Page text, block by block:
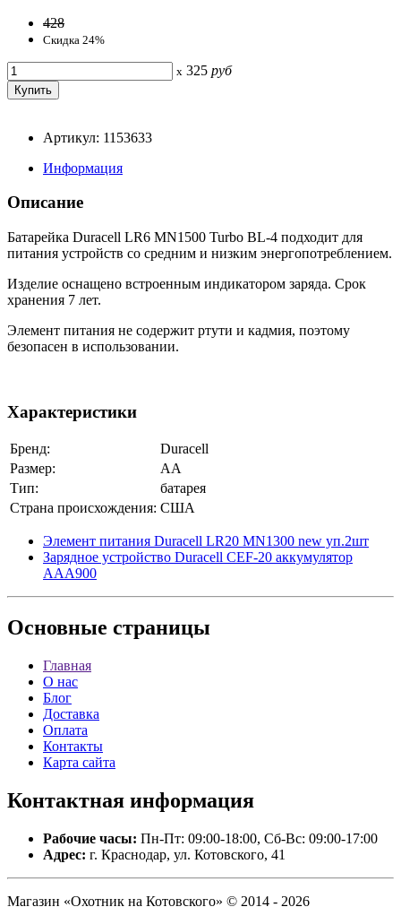
428
Скидка 24%
x 325 руб
Артикул: 1153633
Информация
Описание
Батарейка Duracell LR6 MN1500 Turbo BL-4 подходит для
питания устройств со средним и низким энергопотреблением.
Изделие оснащено встроенным индикатором заряда. Срок
хранения 7 лет.
Элемент питания не содержит ртути и кадмия, поэтому
безопасен в использовании.
Характеристики
Бренд:
Duracell
Размер:
AA
Тип:
батарея
Страна происхождения: США
Элемент питания Duracell LR20 MN1300 new уп.2шт
Зарядное устройство Duracell CEF-20 аккумулятор
ААA900
Основные страницы
Главная
О нас
Блог
Доставка
Оплата
Контакты
Карта сайта
Контактная информация
Рабочие часы: Пн-Пт: 09:00-18:00, Сб-Вс: 09:00-17:00
Адрес: г. Краснодар, ул. Котовского, 41
Магазин «Охотник на Котовского» © 2014 - 2026